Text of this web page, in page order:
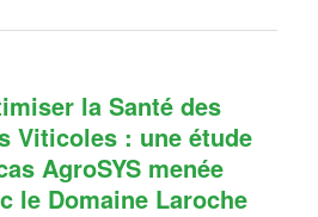
la Santé des
Viticoles : une étude
AgroSYS menée
le Domaine Laroche